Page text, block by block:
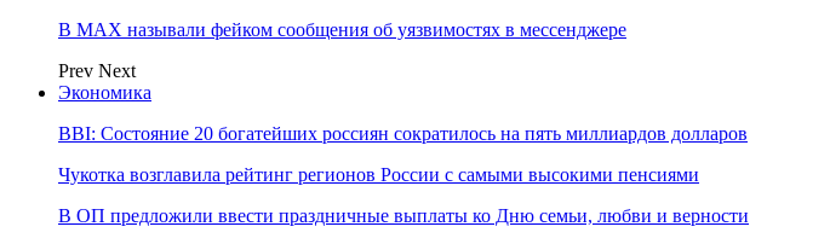
В МAX называли фейком сообщения об уязвимостях в мессенджере
Prev Next
Экономика
BBI: Состояние 20 богатейших россиян сократилось на пять миллиардов долларов
Чукотка возглавила рейтинг регионов России с самыми высокими пенсиями
В ОП предложили ввести праздничные выплаты ко Дню семьи, любви и верности